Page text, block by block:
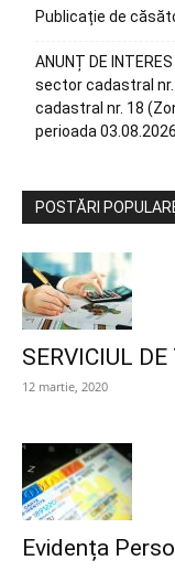
Publicație de
ANUNȚ DE
sector cadastral
cadastral nr. 18
perioada
POSTĂRI
SERVICIUL
12 martie, 2020
Evidența